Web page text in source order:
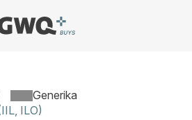
Generika
ILO)